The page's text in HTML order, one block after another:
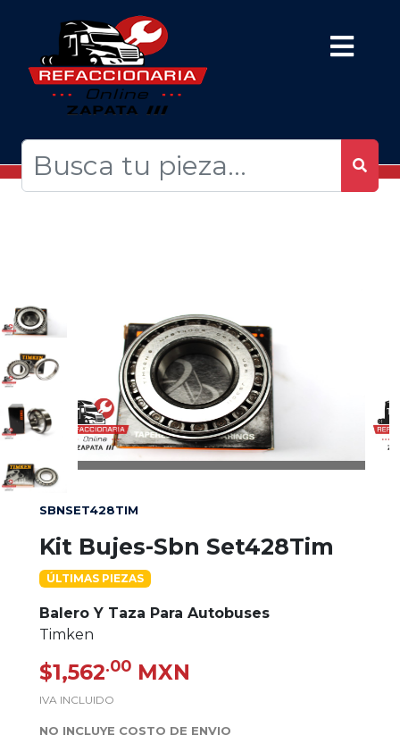
SBNSET428TIM
Kit Bujes-Sbn Set428Tim
ÚLTIMAS PIEZAS
Balero Y Taza Para Autobuses
Timken
$1,562.00 MXN
IVA INCLUIDO
NO INCLUYE COSTO DE ENVIO